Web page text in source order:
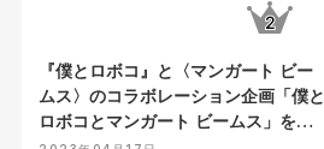
『僕とロボコ』と〈マンガート ビー
ムス〉のコラボレーション企画「僕と
ロボコとマンガート ビームス」を発